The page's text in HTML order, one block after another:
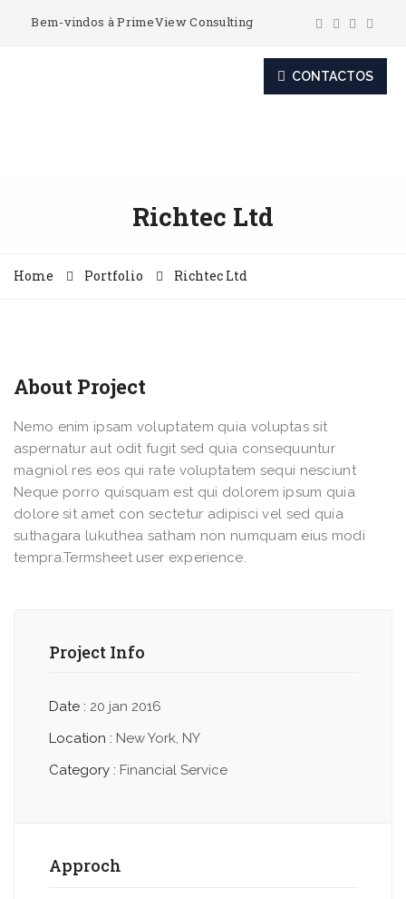
Bem-vindos à PrimeView Consulting
CONTACTOS
Richtec Ltd
Home Portfolio Richtec Ltd
About Project
Nemo enim ipsam voluptatem quia voluptas sit
aspernatur aut odit fugit sed quia consequuntur
magniol res eos qui rate voluptatem sequi nesciunt
Neque porro quisquam est qui dolorem ipsum quia
dolore sit amet con sectetur adipisci vel sed quia
suthagara lukuthea satham non numquam eius modi
tempra.Termsheet user experience.
Project Info
Date : 20 jan 2016
Location : New York, NY
Category : Financial Service
Approch